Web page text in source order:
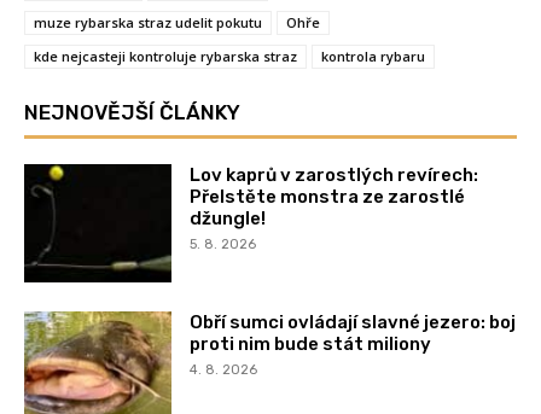
muze rybarska straz udelit pokutu
Ohře
kde nejcasteji kontroluje rybarska straz
kontrola rybaru
NEJNOVĚJŠÍ ČLÁNKY
Lov kaprů v zarostlých revírech:
Přelstěte monstra ze zarostlé
džungle!
5. 8. 2026
Obří sumci ovládají slavné jezero: boj
proti nim bude stát miliony
4. 8. 2026